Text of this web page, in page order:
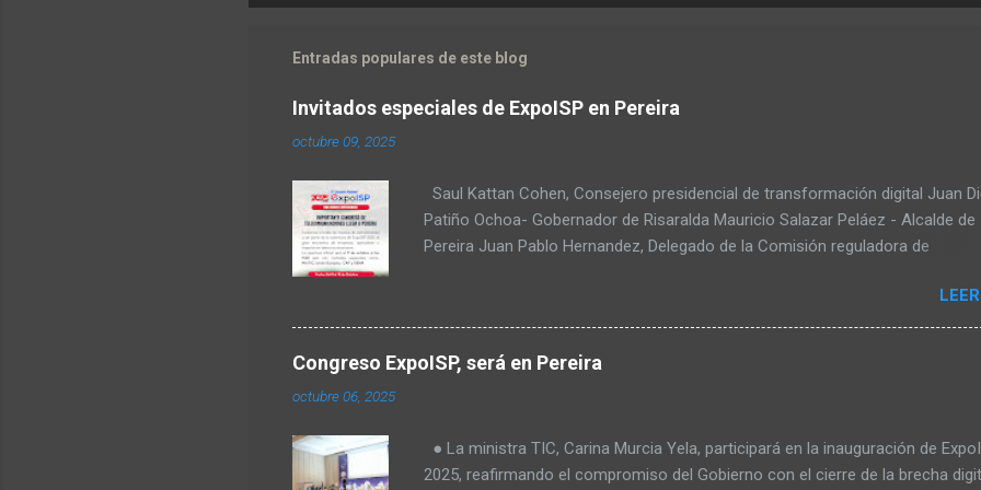
Entradas populares de este blog
Invitados especiales de ExpoISP en Pereira
octubre 09, 2025
Saul Kattan Cohen, Consejero presidencial de transformación digital Juan
Patiño Ochoa- Gobernador de Risaralda Mauricio Salazar Peláez - Alcalde de
Pereira Juan Pablo Hernandez, Delegado de la Comisión reguladora de
Transformación Digital y Servicios al Ciudadano Camilo Rojas Chitiva,
regulación Asomovil Carlos Vásquez, Secretario TIC de la Alcaldía de Pereira
Fabiola Téllez, Especialista en formulación de políticas públicas ANDESCO
Goes, CEO de Meteora Academy de Brasil Raul Camacho, Líder de la facultad
telecomunicaciones de la UNAD
Congreso ExpoISP, será en Pereira
octubre 06, 2025
● La ministra TIC, Carina Murcia Yela, participará en la inauguración de
2025, reafirmando el compromiso del Gobierno con el cierre de la brecha